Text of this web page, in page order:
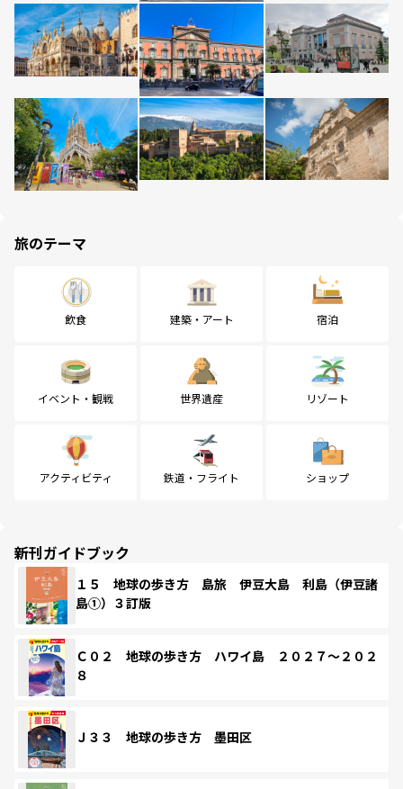
旅のテーマ
飲食 建築・アート 宿泊
イベント・観戦 世界遺産 リゾート
アクティビティ 鉄道・フライト ショップ
新刊ガイドブック
１５ 地球の歩き方 島旅 伊豆大島 利島（伊豆諸
島①）３訂版
Ｃ０２ 地球の歩き方 ハワイ島 ２０２７～２０２
８
Ｊ３３ 地球の歩き方 墨田区